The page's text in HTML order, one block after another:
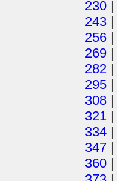
230 |
243 |
256 |
269 |
282 |
295 |
308 |
321 |
334 |
347 |
360 |